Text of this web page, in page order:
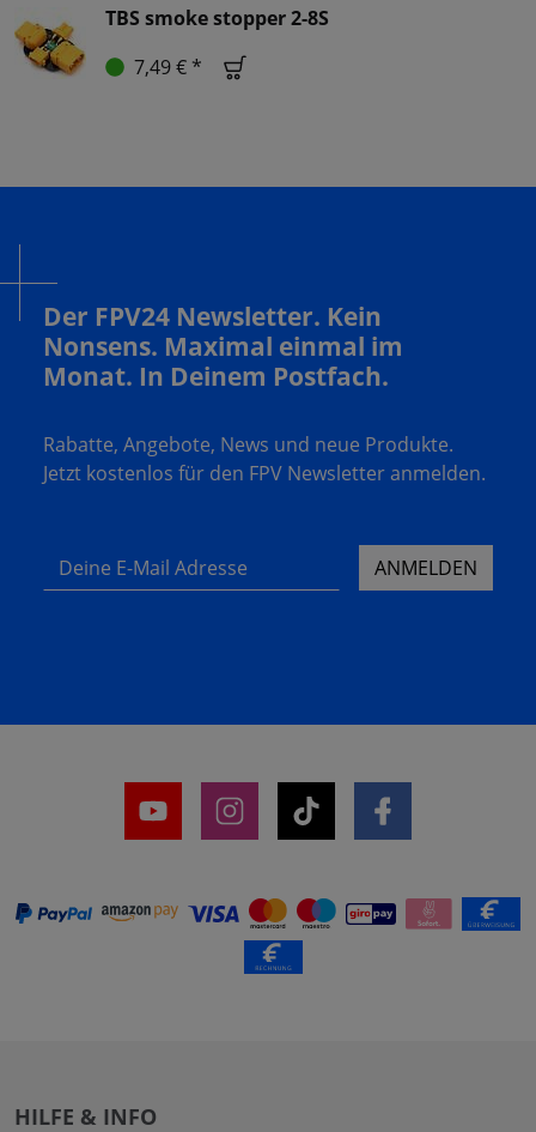
TBS smoke stopper 2-8S
7,49 € *
Der FPV24 Newsletter. Kein
Nonsens. Maximal einmal im
Monat. In Deinem Postfach.
Rabatte, Angebote, News und neue Produkte.
Jetzt kostenlos für den FPV Newsletter anmelden.
Deine E-Mail Adresse ANMELDEN
HILFE & INFO